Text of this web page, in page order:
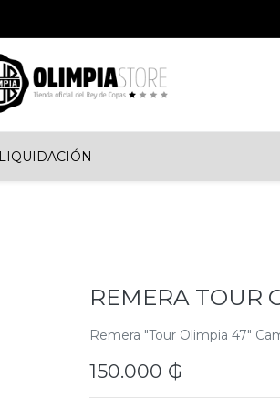
LIQUIDACIÓN
REMERA TOUR
Remera "Tour Olimpia 47"
150.000 ₲